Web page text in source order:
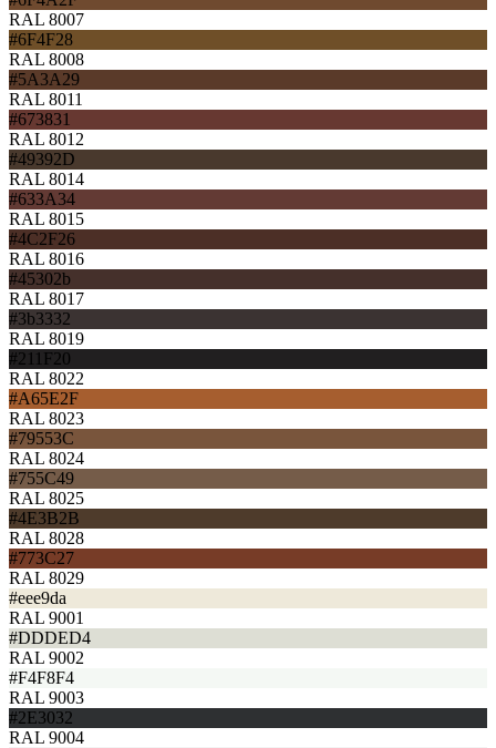
RAL 8007
#6F4F28
RAL 8008
#5A3A29
RAL 8011
#673831
RAL 8012
#49392D
RAL 8014
#633A34
RAL 8015
#4C2F26
RAL 8016
#45302b
RAL 8017
#3b3332
RAL 8019
#211F20
RAL 8022
#A65E2F
RAL 8023
#79553C
RAL 8024
#755C49
RAL 8025
#4E3B2B
RAL 8028
#773C27
RAL 8029
#eee9da
RAL 9001
#DDDED4
RAL 9002
#F4F8F4
RAL 9003
#2E3032
RAL 9004